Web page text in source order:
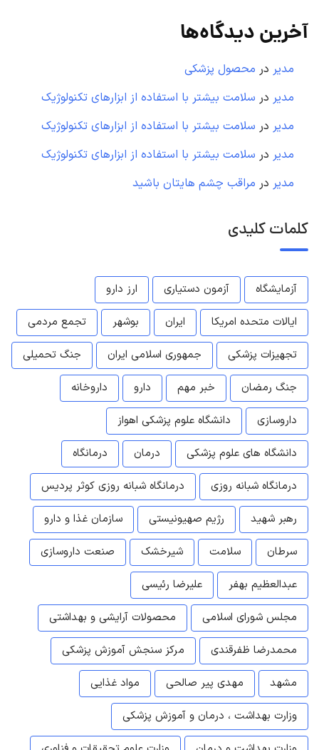
آخرین دیدگاه‌ها
مدیر در محصول پزشکی
مدیر در سلامت بیشتر با استفاده از ابزارهای تکنولوژیک
مدیر در سلامت بیشتر با استفاده از ابزارهای تکنولوژیک
مدیر در سلامت بیشتر با استفاده از ابزارهای تکنولوژیک
مدیر در مراقب چشم هایتان باشید
کلمات کلیدی
آزمایشگاه آزمون دستیاری
ارز دارو
ایالات متحده امریکا
ایران بوشهر
تجمع مردمی
تجهیزات پزشکی
جمهوری اسلامی ایران
جنگ تحمیلی
جنگ رمضان
خبر مهم دارو
داروخانه
داروسازی
دانشگاه علوم پزشکی اهواز
دانشگاه های علوم پزشکی
درمان
درمانگاه
درمانگاه شبانه روزی
درمانگاه شبانه روزی کوثر پردیس
رهبر شهید
رژیم صهیونیستی
سازمان غذا و دارو
سرطان
سلامت شیرخشک
صنعت داروسازی
عبدالعظیم بهفر
علیرضا رئیسی
مجلس شورای اسلامی
محصولات آرایشی و بهداشتی
محمدرضا ظفرقندی
مرکز سنجش آموزش پزشکی
مشهد
مهدی پیر صالحی
مواد غذایی
وزارت بهداشت ، درمان و آموزش پزشکی